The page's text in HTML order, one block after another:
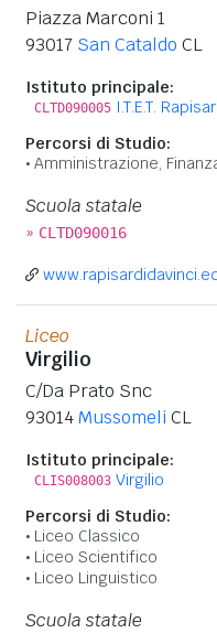
Piazza Marconi 1
93017 San Cataldo CL
Istituto principale:
CLTD090005 I.T.E.T.
Percorsi di Studio:
Amministrazione,
Scuola statale
» CLTD090016
Liceo
Virgilio
C/Da Prato Snc
93014Mussomeli CL
Istituto principale:
CLIS008003 Virgilio
Percorsi di Studio:
Liceo Classico
Liceo Scientifico
Liceo Linguistico
Scuola statale